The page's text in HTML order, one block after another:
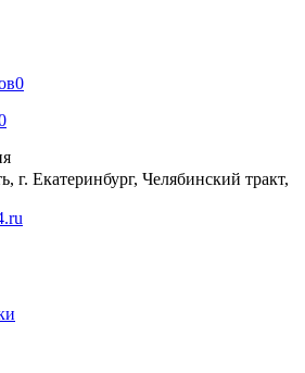
0
г. Екатеринбург, Челябинский тракт,